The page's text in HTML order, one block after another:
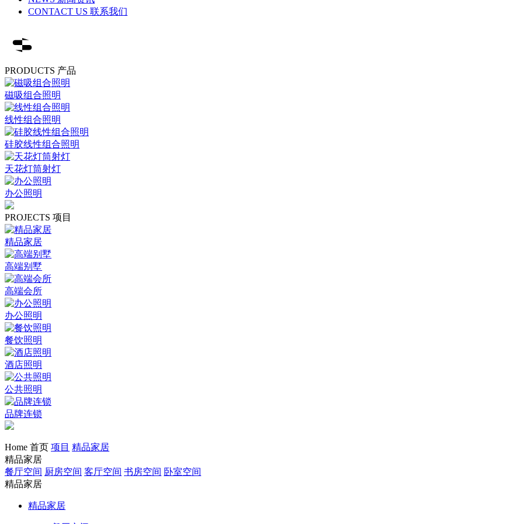
CONTACT US 联系我们
PRODUCTS 产品
磁吸组合照明
线性组合照明
硅胶线性组合照明
天花灯筒射灯
办公照明
PROJECTS 项目
精品家居
高端别墅
高端会所
办公照明
餐饮照明
酒店照明
公共照明
品牌连锁
Home 首页 项目 精品家居
精品家居
餐厅空间 厨房空间 客厅空间 书房空间 卧室空间
精品家居
精品家居